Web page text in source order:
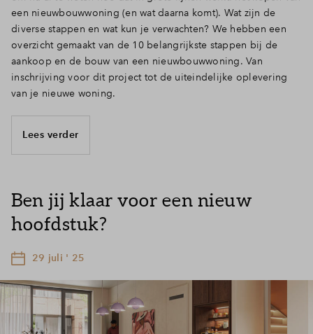
een nieuwbouwwoning (en wat daarna komt). Wat zijn de
diverse stappen en wat kun je verwachten? We hebben een
overzicht gemaakt van de 10 belangrijkste stappen bij de
aankoop en de bouw van een nieuwbouwwoning. Van
inschrijving voor dit project tot de uiteindelijke oplevering
van je nieuwe woning.
Lees verder
Ben jij klaar voor een nieuw
hoofdstuk?
29 juli ' 25